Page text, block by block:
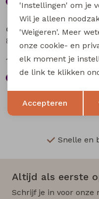
City Life
18,74 24,99
Snelle en
Altijd als eerste
Schrijf je in voor onze
Terug
'Instellingen' om je
Wil je alleen
'Weigeren'. Meer
onze cookie- en
elk moment je
de link te klikken
Accepteren